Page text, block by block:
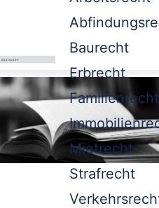
Baurecht
Erbrecht
Familienrecht
Mietrecht
Strafrecht